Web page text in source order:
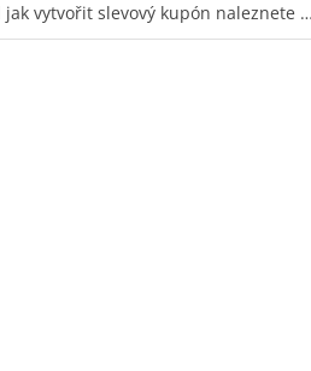
jak vytvořit slevový kupón naleznete …